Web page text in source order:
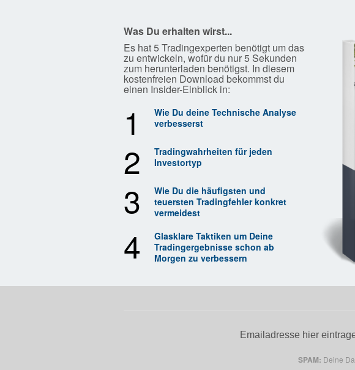
Was Du erhalten wirst...
Es hat 5 Tradingexperten benötigt um das
zu entwickeln, wofür du nur 5 Sekunden
zum herunterladen benötigst. In diesem
kostenfreien Download bekommst du
einen Insider-Einblick in:
1
Wie Du deine Technische Analyse
verbesserst
2
Tradingwahrheiten für jeden
Investortyp
3
Wie Du die häufigsten und
teuersten Tradingfehler konkret
vermeidest
4
Glasklare Taktiken um Deine
Tradingergebnisse schon ab
Morgen zu verbessern
Emailadresse hier
SPAM: Deine